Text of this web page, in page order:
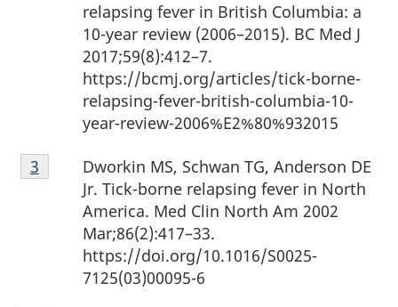
relapsing fever in British Columbia: a
10-year review (2006–2015). BC Med J
2017;59(8):412–7.
https://bcmj.org/articles/tick-borne-
relapsing-fever-british-columbia-10-
year-review-2006%E2%80%932015
Note
de
Dworkin MS, Schwan TG, Anderson DE
Jr. Tick-borne relapsing fever in North
America. Med Clin North Am 2002
Mar;86(2):417–33.
https://doi.org/10.1016/S0025-
7125(03)00095-6
Retour à la référence de la note de bas de page
3